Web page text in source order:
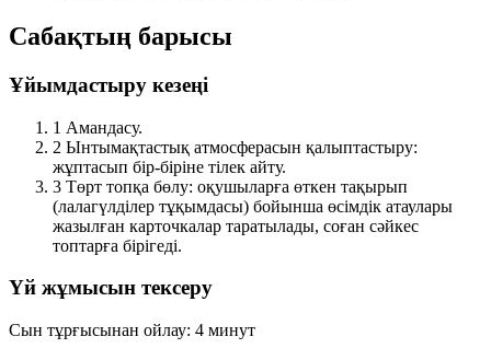
Сабақтың барысы
Ұйымдастыру кезеңі
1 Амандасу.
2 Ынтымақтастық атмосферасын қалыптастыру:
жұптасып бір-біріне тілек айту.
3 Төрт топқа бөлу: оқушыларға өткен тақырып
(лалагүлділер тұқымдасы) бойынша өсімдік атаулары
жазылған карточкалар таратылады, соған сәйкес
топтарға бірігеді.
Үй жұмысын тексеру
Сын тұрғысынан ойлау: 4 минут